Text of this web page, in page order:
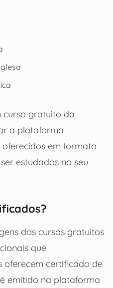
curso gratuito da
a plataforma
oferecidos em formato
estudados no seu
dos cursos gratuitos
que
oferecem certificado de
emitido na plataforma